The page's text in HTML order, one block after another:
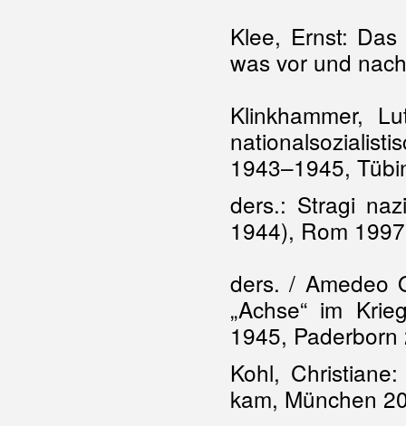
Klee, Ernst:
was vor und
Klinkhammer,
1943–1945,
ders.: Stragi
1944), Rom 1997
ders. / Amedeo
„Achse“ im
1945, Paderborn
Kohl,
kam, München